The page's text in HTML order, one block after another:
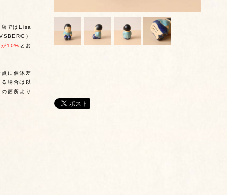
ではLisa
）
が10% とお
に個体差
場合は以
箇所より